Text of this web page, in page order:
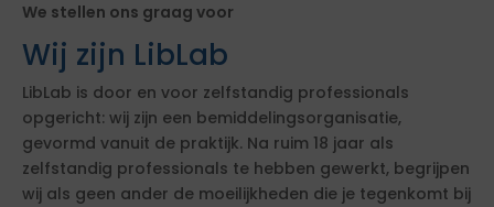
We stellen ons graag voor
Wij zijn LibLab
LibLab is door en voor zelfstandig professionals
opgericht: wij zijn een bemiddelingsorganisatie,
gevormd vanuit de praktijk. Na ruim 18 jaar als
zelfstandig professionals te hebben gewerkt, begrijpen
wij als geen ander de moeilijkheden die je tegenkomt bij